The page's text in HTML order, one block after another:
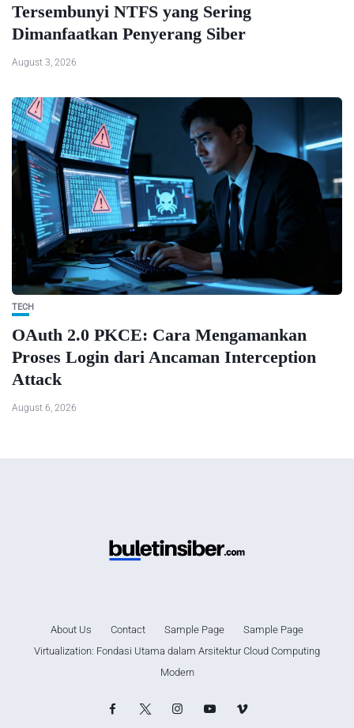
Tersembunyi NTFS yang Sering
Dimanfaatkan Penyerang Siber
August 3, 2026
TECH
OAuth 2.0 PKCE: Cara Mengamankan
Proses Login dari Ancaman Interception
Attack
August 6, 2026
About Us Contact Sample Page
Sample Page
Virtualization: Fondasi Utama dalam Arsitektur Cloud Computing
Modern